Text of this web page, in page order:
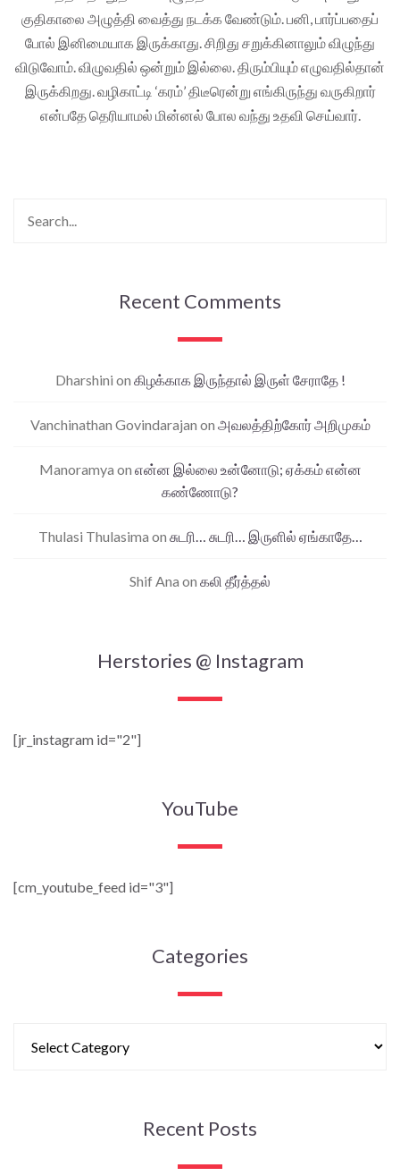
குதிகாலை அழுத்தி வைத்து நடக்க வேண்டும். பனி, பார்ப்பதைப்
போல் இனிமையாக இருக்காது. சிறிது சறுக்கினாலும் விழுந்து
விடுவோம். விழுவதில் ஒன்றும் இல்லை. திரும்பியும் எழுவதில்தான்
இருக்கிறது. வழிகாட்டி ‘கரம்’ திடீரென்று எங்கிருந்து வருகிறார்
என்பதே தெரியாமல் மின்னல் போல வந்து உதவி செய்வார்.
Recent Comments
Dharshini on கிழக்காக இருந்தால் இருள் சேராதே !
Vanchinathan Govindarajan on அவலத்திற்கோர் அறிமுகம்
Manoramya on என்ன இல்லை உன்னோடு; ஏக்கம் என்ன
கண்ணோடு?
Thulasi Thulasima on சுடரி… சுடரி… இருளில் ஏங்காதே…
Shif Ana on கலி தீர்த்தல்
Herstories @ Instagram
[jr_instagram id="2"]
YouTube
[cm_youtube_feed id="3"]
Categories
Recent Posts